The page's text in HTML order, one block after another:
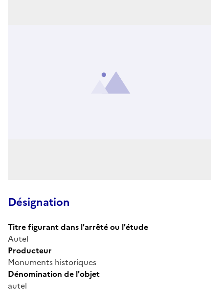
Désignation
Titre figurant dans l'arrêté ou l'étude
Autel
Producteur
Monuments historiques
Dénomination de l'objet
autel